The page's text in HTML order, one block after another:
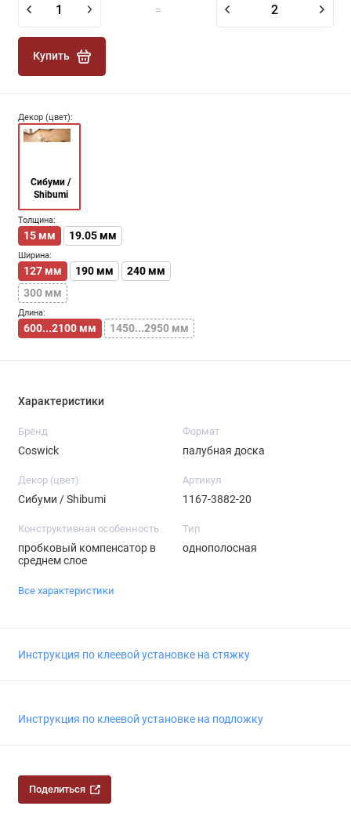
=
Купить
Характеристики
Бренд
Coswick
Формат
палубная доска
Декор (цвет)
Сибуми / Shibumi
Артикул
1167-3882-20
Конструктивная особенность
пробковый компенсатор в
среднем слое
Тип
однополосная
Все характеристики
Декор (цвет):
Сибуми /
Shibumi
Толщина:
15 мм 19.05 мм
Ширина:
127 мм 190 мм
240 мм
300 мм
Длина:
600...2100 мм 1450...2950 мм
Поделиться
Инструкция по клеевой установке на стяжку
Инструкция по клеевой установке на подложку